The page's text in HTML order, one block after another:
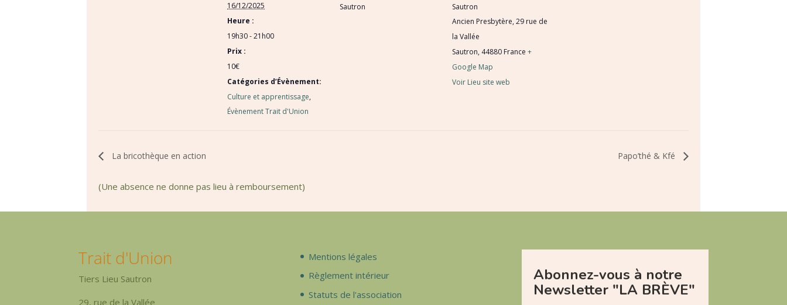
16/12/2025
Heure :
19h30 - 21h00
Prix :
10€
Catégories d’Évènement:
Culture et apprentissage,
Évènement Trait d'Union
Sautron
Sautron
Ancien Presbytère, 29 rue de
la Vallée
Sautron, 44880 France +
Google Map
Voir Lieu site web
La bricothèque en action Papo’thé & Kfé
(Une absence ne donne pas lieu à remboursement)
Trait d'Union
Tiers Lieu Sautron
29, rue de la Vallée
Mentions légales
Règlement intérieur
Statuts de l'association
Abonnez-vous à notre
Newsletter "LA BRÈVE"